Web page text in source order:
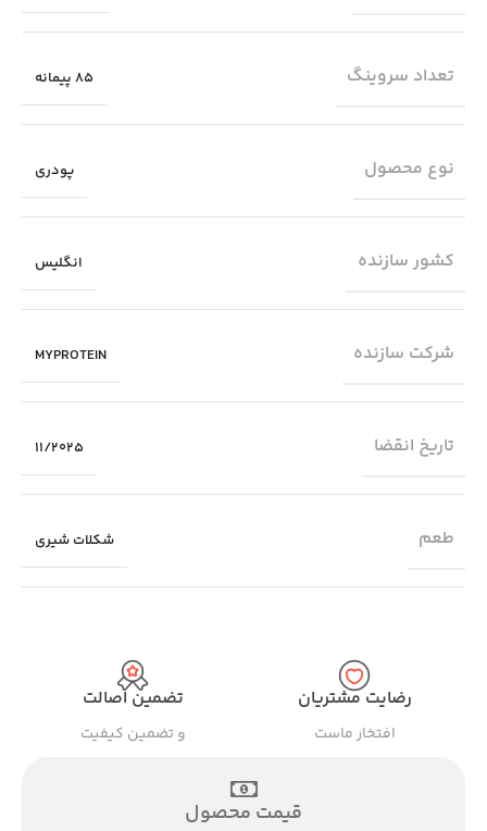
تعداد سروینگ 85 پیمانه
نوع محصول پودری
کشور سازنده انگلیس
شرکت سازنده MYPROTEIN
تاریخ انقضا 11/2025
طعم شکلات شیری
رضایت مشتریان
افتخار ماست
تضمین اصالت
و تضمین کیفیت
قیمت محصول